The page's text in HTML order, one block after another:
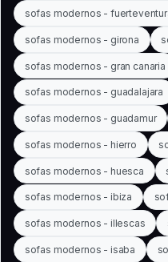
sofas modernos -
sofas modernos - girona
sofas modernos - gran canaria
sofas modernos - guadalajara
sofas modernos - guadamur
sofas modernos - hierro
sofas modernos - huesca
sofas modernos - ibiza
sofas modernos - illescas
sofas modernos - isaba